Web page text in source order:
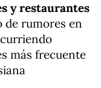
y restaurantes
de rumores en
más frecuente